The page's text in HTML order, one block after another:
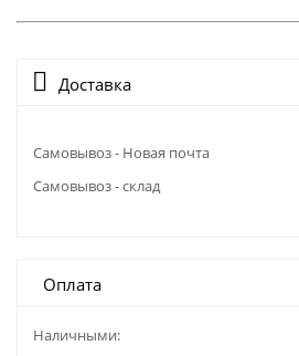
Доставка
Самовывоз - Новая почта
Самовывоз - склад
Оплата
Наличными: